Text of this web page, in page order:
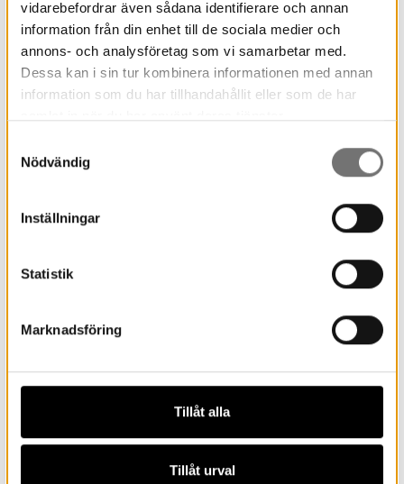
vidarebefordrar även sådana identifierare och annan
information från din enhet till de sociala medier och
annons- och analysföretag som vi samarbetar med.
Dessa kan i sin tur kombinera informationen med annan
information som du har tillhandahållit eller som de har
Nödvändig
Inställningar
Statistik
Marknadsföring
Tillåt alla
Tillåt urval
Utställningar & pedagogik